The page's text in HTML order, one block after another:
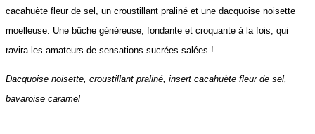
cacahuète fleur de sel, un croustillant praliné et une dacquoise noisette
moelleuse. Une bûche généreuse, fondante et croquante à la fois, qui
ravira les amateurs de sensations sucrées salées !
Dacquoise noisette, croustillant praliné, insert cacahuète fleur de sel,
bavaroise caramel